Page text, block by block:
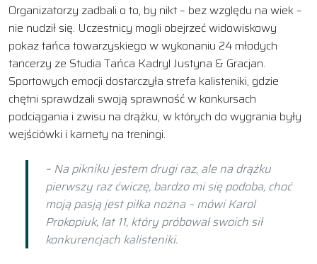
Organizatorzy zadbali o to, by nikt – bez względu na wiek –
nie nudził się. Uczestnicy mogli obejrzeć widowiskowy
pokaz tańca towarzyskiego w wykonaniu 24 młodych
tancerzy ze Studia Tańca Kadryl Justyna & Gracjan.
Sportowych emocji dostarczyła strefa kalisteniki, gdzie
chętni sprawdzali swoją sprawność w konkursach
podciągania i zwisu na drążku, w których do wygrania były
wejściówki i karnety na treningi.
– Na pikniku jestem drugi raz, ale na drążku
pierwszy raz ćwiczę, bardzo mi się podoba, choć
moją pasją jest piłka nożna – mówi Karol
Prokopiuk, lat 11, który próbował swoich sił
konkurencjach kalisteniki.